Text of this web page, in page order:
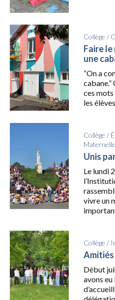
Collège /
Faire
une
“On a
cabane.”
ces
les
Collège /
Maternelle
Unis
Le lundi
vivre un
Collège /
Début
avons eu